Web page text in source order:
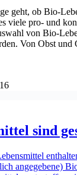
geht, ob Bio-
viele pro- und
von Bio-
Von Obst und
sind